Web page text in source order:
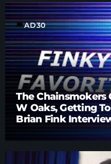
labelAD30
The Chainsmokers
W Oaks, Getting
Brian Fink